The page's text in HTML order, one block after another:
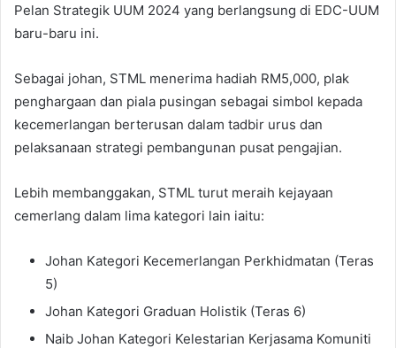
Pelan Strategik UUM 2024 yang berlangsung di EDC-UUM
baru-baru ini.
Sebagai johan, STML menerima hadiah RM5,000, plak
penghargaan dan piala pusingan sebagai simbol kepada
kecemerlangan berterusan dalam tadbir urus dan
pelaksanaan strategi pembangunan pusat pengajian.
Lebih membanggakan, STML turut meraih kejayaan
cemerlang dalam lima kategori lain iaitu:
Johan Kategori Kecemerlangan Perkhidmatan (Teras
5)
Johan Kategori Graduan Holistik (Teras 6)
Naib Johan Kategori Kelestarian Kerjasama Komuniti